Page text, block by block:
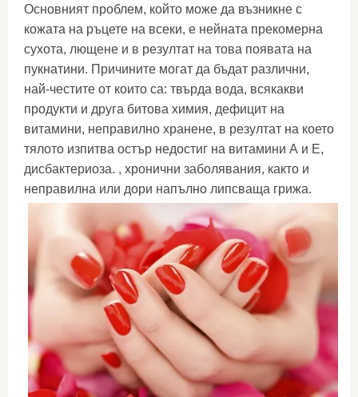
Основният проблем, който може да възникне с
кожата на ръцете на всеки, е нейната прекомерна
сухота, лющене и в резултат на това появата на
пукнатини. Причините могат да бъдат различни,
най-честите от които са: твърда вода, всякакви
продукти и друга битова химия, дефицит на
витамини, неправилно хранене, в резултат на което
тялото изпитва остър недостиг на витамини А и Е,
дисбактериоза. , хронични заболявания, както и
неправилна или дори напълно липсваща грижа.